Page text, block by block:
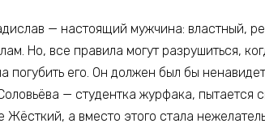
— настоящий мужчина: властный,
Но, все правила могут разрушиться,
погубить его. Он должен был бы
— студентка журфака, пытается
Жёсткий, а вместо этого стала